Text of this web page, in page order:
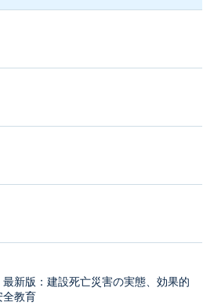
最新版：建設死亡災害の実態、効果的
全教育